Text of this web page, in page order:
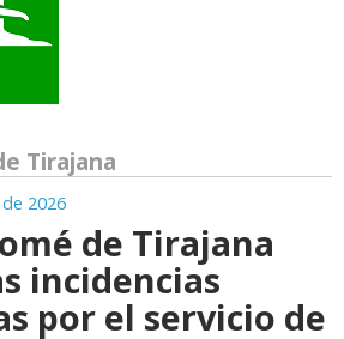
Tirajana
2026
de Tirajana
incidencias
por el servicio de